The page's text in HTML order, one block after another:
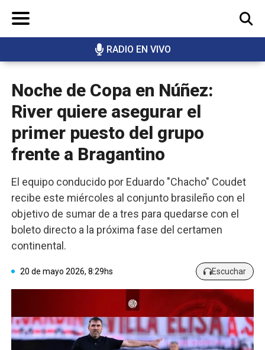
RADIO EN VIVO
BUSCAR
Noche de Copa en Núñez:
River quiere asegurar el
primer puesto del grupo
frente a Bragantino
El equipo conducido por Eduardo "Chacho" Coudet
recibe este miércoles al conjunto brasileño con el
objetivo de sumar de a tres para quedarse con el
boleto directo a la próxima fase del certamen
continental.
20 de mayo 2026, 8:29hs Escuchar